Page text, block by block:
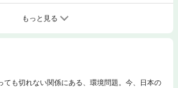
もっと見る
ても切れない関係にある、環境問題。今、日本の